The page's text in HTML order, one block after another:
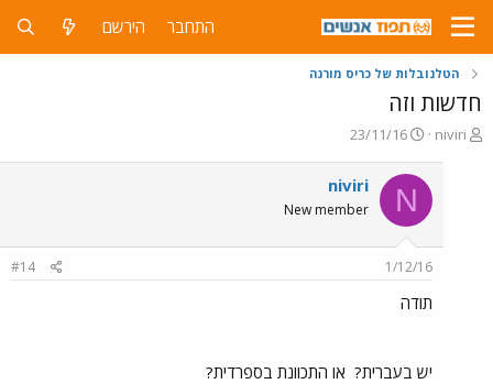
התחבר הירשם
הטלנובלות של כריס מורנה
חדשות וזה
פ
niviri
פ
ר
ס
ם
ב
א
י
23/11/16
N
niviri
New member
1/12/16
#14
תודה
יש בעברית? או התכוונת בספרדית?